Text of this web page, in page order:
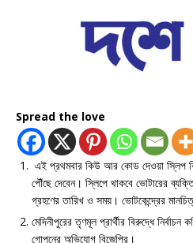
Spread the love
এই প্রথমবার কিউ আর কোড দেওয়া স্লিপ
পৌঁছে দেবেন। স্লিপে থাকবে ভোটারের
গ্রহণের তারিখ ও সময়। ভোটকেন্দ্রের
মেদিনীপুরের তৃণমূল প্রার্থীর বিরুদ্ধে
গোপনের অভিযোগ বিজেপির।